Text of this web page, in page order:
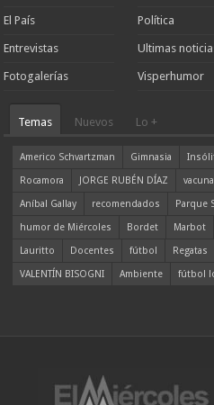
El País
Entrevistas
Fotogalerías
Política
Ultimas
Visperhumor
Temas Nuevos Lo +
Americo Schvartzman Gimnasia
Rocamora
JORGE RUBÉN DÍAZ
Aníbal Gallay
recomendados Parque
humor de Miércoles
Bordet Marbot
Lauritto
Docentes fútbol Regatas
VALENTÍN BISOGNI
Ambiente fútbol